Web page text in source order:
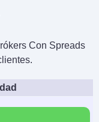
Con Spreads